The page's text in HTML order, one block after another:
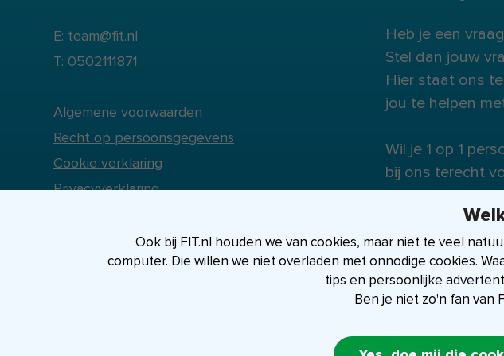
E: team@fit.nl
T: 0502111871
Algemene voorwaarden
Recht op persoonsgegevens
Cookie verklaring
Privacyverklaring
Heb je een
Stel dan jouw
Hier staat ons
jou te helpen
Wil je 1 op 1
bij ons terecht
experts staan
Ook bij FIT.nl houden we van cookies, maar niet te veel
computer. Die willen we niet overladen met onnodige cookies.
tips en persoonlijke
Ben je niet zo'n fan van